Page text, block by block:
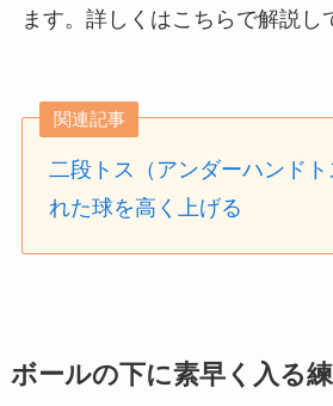
ます。詳しくはこちらで解説し
関連記事
二段トス（アンダーハンド
れた球を高く上げる
ボールの下に素早く入る